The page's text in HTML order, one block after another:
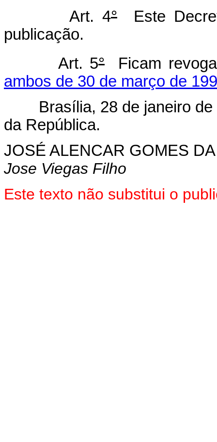
Art. 4°Este
publicação.
Art. 5° Ficam
ambos de 30 de março de
Brasília, 28 de janeiro de
da República.
JOSÉ ALENCAR GOMES
Jose Viegas Filho
Este texto não substitui o